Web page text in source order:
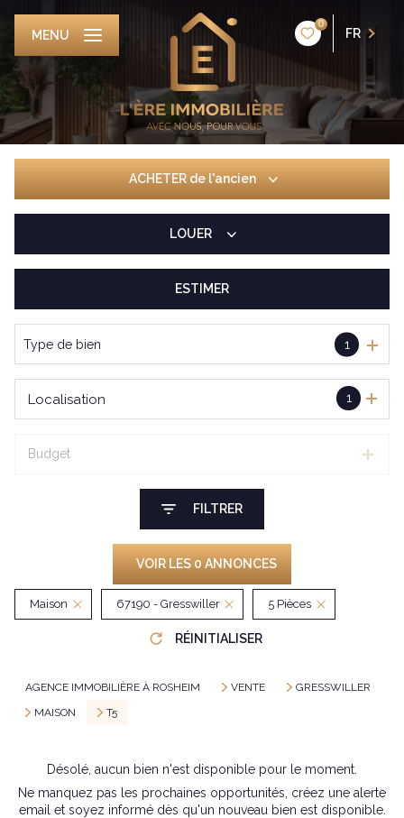
0
FR
MENU
ACHETER de l'ancien
De l'immo pro
LOUER
ESTIMER
Type de bien 1
1
Localisation
Budget
FILTRER
VOIR LES 0 ANNONCES
Maison 67190 - Gresswiller 5 Pièces
RÉINITIALISER
AGENCE IMMOBILIÈRE À ROSHEIM VENTE
GRESSWILLER
MAISON
T5
Désolé, aucun bien n'est disponible pour le moment.
Ne manquez pas les prochaines opportunités, créez une alerte
email et soyez informé dès qu'un nouveau bien est disponible.